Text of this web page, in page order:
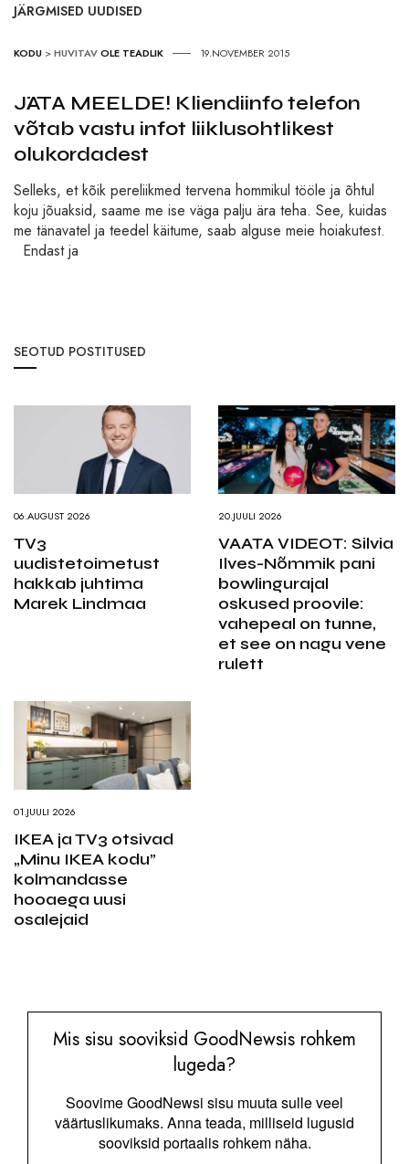
JÄRGMISED UUDISED
KODU >HUVITAVOLE TEADLIK 19.NOVEMBER 2015
JÄTA MEELDE! Kliendiinfo telefon
võtab vastu infot liiklusohtlikest
olukordadest
Selleks, et kõik pereliikmed tervena hommikul tööle ja õhtul
koju jõuaksid, saame me ise väga palju ära teha. See, kuidas
me tänavatel ja teedel käitume, saab alguse meie hoiakutest.
Endast ja
SEOTUD POSTITUSED
06.AUGUST 2026
TV3
uudistetoimetust
hakkab juhtima
Marek Lindmaa
20.JUULI 2026
VAATA VIDEOT: Silvia
Ilves-Nõmmik pani
bowlingurajal
oskused proovile:
vahepeal on tunne,
et see on nagu vene
rulett
01.JUULI 2026
IKEA ja TV3 otsivad
„Minu IKEA kodu”
kolmandasse
hooaega uusi
osalejaid
Mis sisu sooviksid GoodNewsis rohkem
lugeda?
Soovime GoodNewsi sisu muuta sulle veel
väärtuslikumaks. Anna teada, milliseid lugusid
sooviksid portaalis rohkem näha.